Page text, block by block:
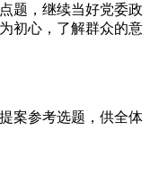
题，继续当好党委政
初心，了解群众的意
案参考选题，供全体